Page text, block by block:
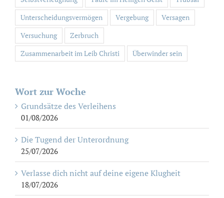
Unterscheidungsvermögen
Vergebung
Versagen
Versuchung
Zerbruch
Zusammenarbeit im Leib Christi
Überwinder sein
Wort zur Woche
Grundsätze des Verleihens
01/08/2026
Die Tugend der Unterordnung
25/07/2026
Verlasse dich nicht auf deine eigene Klugheit
18/07/2026